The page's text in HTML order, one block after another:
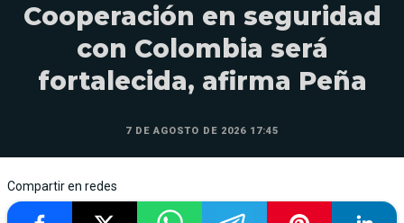
Cooperación en seguridad
con Colombia será
fortalecida, afirma Peña
7 DE AGOSTO DE 2026 17:45
Compartir en redes